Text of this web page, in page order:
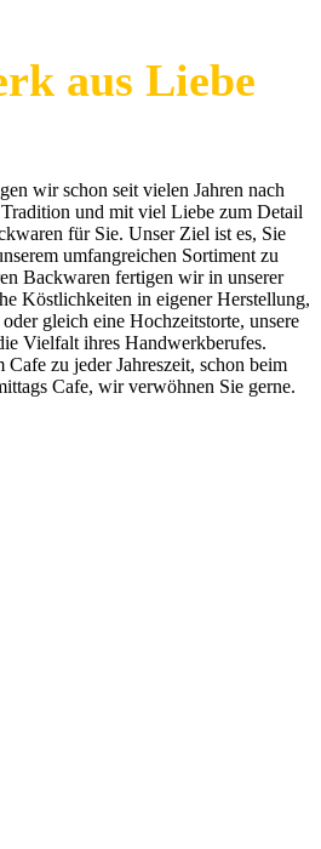
aus Liebe
wir schon seit vielen Jahren nach
und mit viel Liebe zum Detail
für Sie. Unser Ziel ist es, Sie
umfangreichen Sortiment zu
Backwaren fertigen wir in unserer
Köstlichkeiten in eigener Herstellung,
gleich eine Hochzeitstorte, unsere
Vielfalt ihres Handwerkberufes.
Cafe zu jeder Jahreszeit, schon beim
Cafe, wir verwöhnen Sie gerne.